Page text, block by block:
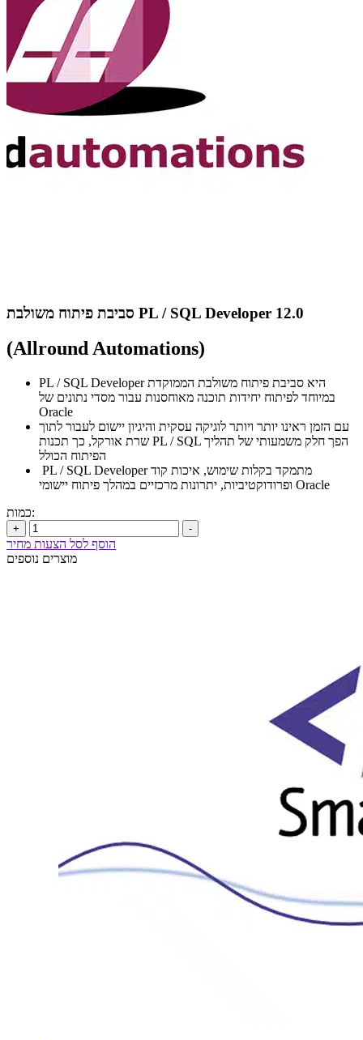
סביבת פיתוח משולבת PL / SQL Developer 12.0
(Allround Automations)
PL / SQL Developer היא סביבת פיתוח משולבת הממוקדת
במיוחד לפיתוח יחידות תוכנה מאוחסנות עבור מסדי נתונים של
Oracle
עם הזמן ראינו יותר ויותר לוגיקה עסקית והיגיון יישום לעבור לתוך
שרת אורקל, כך תכנות PL / SQL הפך חלק משמעותי של תהליך
הפיתוח הכולל
PL / SQL Developer מתמקד בקלות שימוש, איכות קוד
ופרודוקטיביות, יתרונות מרכזיים במהלך פיתוח יישומי Oracle
כמות:
+ -
הוסף לסל הצעות מחיר
מוצרים נוספים